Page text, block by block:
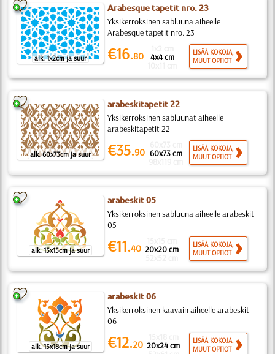
alk. 1x2cm ja suur
Arabesque tapetit nro. 23
Yksikerroksinen sabluuna aiheelle
Arabesque tapetit nro. 23
€16.80 4x4 cm
LISÄÄ KOKOJA,
MUUT OPTIOT
alk. 60x73cm ja suur
arabeskitapetit 22
Yksikerroksinen sabluunat aiheelle
arabeskitapetit 22
€35.90 60x73 cm
LISÄÄ KOKOJA,
MUUT OPTIOT
alk. 15x15cm ja suur
arabeskit 05
Yksikerroksinen sabluuna aiheelle arabeskit
05
€11.40 20x20 cm
LISÄÄ KOKOJA,
MUUT OPTIOT
alk. 15x18cm ja suur
arabeskit 06
Yksikerroksinen kaavain aiheelle arabeskit
06
€12.20 20x24 cm
LISÄÄ KOKOJA,
MUUT OPTIOT